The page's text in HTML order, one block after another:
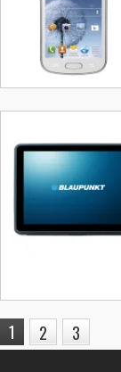
1 2 3